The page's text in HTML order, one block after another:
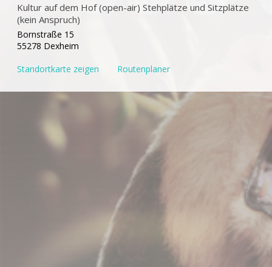
Kultur auf dem Hof (open-air) Stehplätze und Sitzplätze
(kein Anspruch)
Bornstraße 15
55278 Dexheim
Standortkarte zeigen Routenplaner